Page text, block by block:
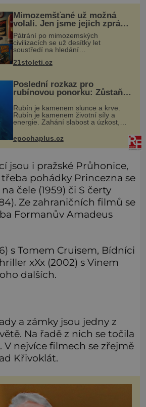
Mimozemšťané už možná
volali. Jen jsme jejich zprávu
nedokázali rozpoznat
Pátrání po mimozemských
civilizacích se už desítky let
soustředí na hledání
které by příroda sama vytvořila jen
21stoleti.cz
Poslední rozkaz pro
rubínovou ponorku: Zůstaňte
Rubín je kamenem slunce a krve.
Rubín je kamenem životní síly a
energie. Zahání slabost a úzkost,
jménem pro neživý stroj, kterému
člověk prokázal čest nezmizet v tavic
epochaplus.cz
jsou i pražské Průhonice,
pohádky Princezna se
čele (1959) či S čerty
Ze zahraničních filmů se
Formanův Amadeus
s Tomem Cruisem, Bídníci
xXx (2002) s Vinem
dalších.
a zámky jsou jedny z
Na řadě z nich se točila
V nejvíce filmech se zřejmě
Křivoklát.